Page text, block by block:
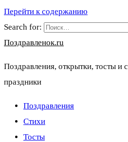
Перейти к содержанию
Search for:
Поздравленок.ru
Поздравления, открытки, тосты и
праздники
Поздравления
Стихи
Тосты